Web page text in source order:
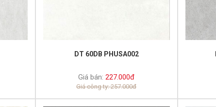
DT 60DB PHUSA002
Giá bán: 227.000đ
Giá công ty: 257.000đ